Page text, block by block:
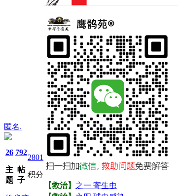
匿名.
26
主
题
792
帖
子
2801
积分
【救治】 之一 寄生虫